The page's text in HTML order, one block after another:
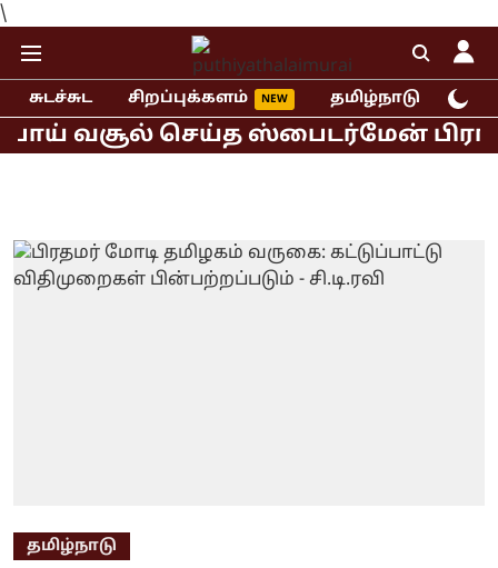
\
சுடச்சுட சிறப்புக்களம் தமிழ்நாடு
வசூல் செய்த ஸ்பைடர்மேன் பிராண்ட்
தமிழ்நாடு